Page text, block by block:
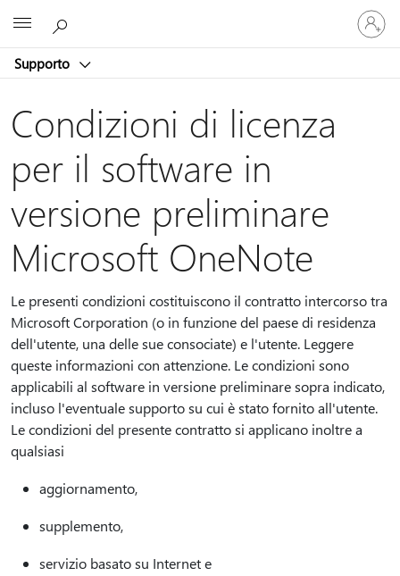
Supporto
Accedi
con
il
account
Condizioni di licenza
per il software in
versione preliminare
Microsoft OneNote
Le presenti condizioni costituiscono il contratto intercorso tra
Microsoft Corporation (o in funzione del paese di residenza
dell'utente, una delle sue consociate) e l'utente. Leggere
queste informazioni con attenzione. Le condizioni sono
applicabili al software in versione preliminare sopra indicato,
incluso l'eventuale supporto su cui è stato fornito all'utente.
Le condizioni del presente contratto si applicano inoltre a
qualsiasi
aggiornamento,
supplemento,
servizio basato su Internet e